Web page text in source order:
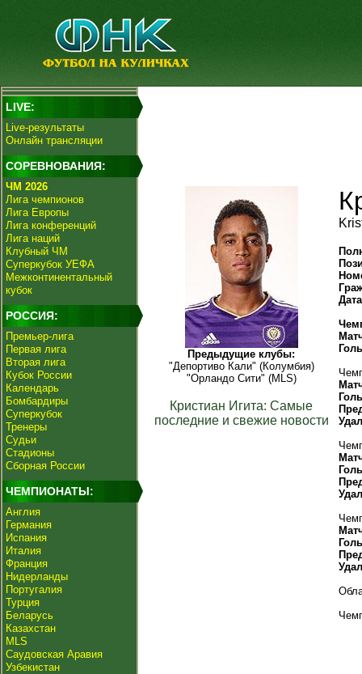
LIVE:
Live-результаты
Онлайн трансляции
СОРЕВНОВАНИЯ:
ЧМ 2026
Лига чемпионов
Лига Европы
Лига конференций
Лига наций
Клубный ЧМ
Суперкубок УЕФА
Межконтинентальный
кубок
РОССИЯ:
Премьер-лига
Первая лига
Вторая лига
Кубок России
Календарь
Бомбардиры
Суперкубок
Тренеры
Судьи
Стадионы
Сборная России
ЧЕМПИОНАТЫ:
Англия
Германия
Испания
Италия
Франция
Нидерланды
Португалия
Турция
Беларусь
Казахстан
MLS
Саудовская Аравия
Узбекистан
Предыдущие клубы:
"Депортиво Кали" (Колумбия)
"Орландо Сити" (MLS)
Кристиан Игита: Самые
последние и свежие новости